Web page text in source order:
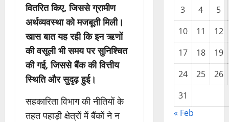
वितरित किए, जिससे ग्रामीण
अर्थव्यवस्था को मजबूती मिली।
खास बात यह रही कि इन ऋणों
की वसूली भी समय पर सुनिश्चित
की गई, जिससे बैंक की वित्तीय
स्थिति और सुदृढ़ हुई।
सहकारिता विभाग की नीतियों के
तहत पहाड़ी क्षेत्रों में बैंकों ने न
3 4
5
10
11
12
17
18
19
24
25
26
31
« Feb